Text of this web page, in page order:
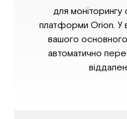
для моніторингу
платформи Orion. У
вашого
автоматично